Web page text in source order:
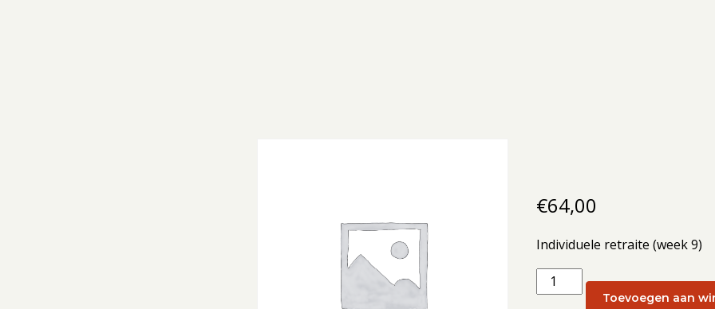
€64,00
Individuele retraite (week 9)
Individuele
retraite
Toevoegen aan